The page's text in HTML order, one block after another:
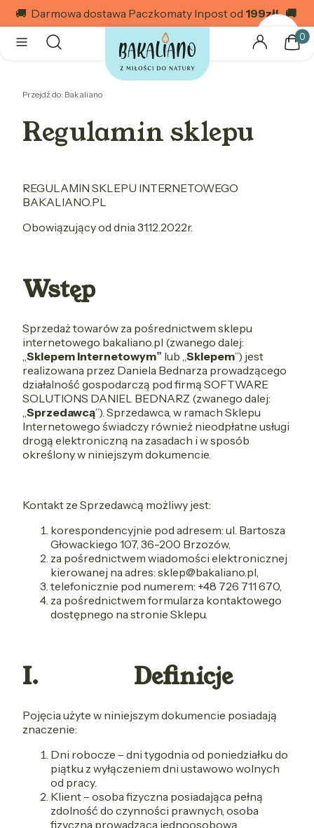
🚚 Darmowa dostawa Paczkomaty Inpost od 199zł! 🚚
Menu Otwórz wyszukiwarkę
Szukaj Zaloguj się
Przejdź do: Bakaliano
Regulamin sklepu
REGULAMIN SKLEPU INTERNETOWEGO
BAKALIANO.PL
Obowiązujący od dnia 31.12.2022r.
Wstęp
Sprzedaż towarów za pośrednictwem sklepu
internetowego bakaliano.pl (zwanego dalej:
Sklepem Internetowym” lub „ Sklepem”) jest
realizowana przez Daniela Bednarza prowadzącego
działalność gospodarczą pod firmą SOFTWARE
SOLUTIONS DANIEL BEDNARZ (zwanego dalej:
Sprzedawcą”). Sprzedawca, w ramach Sklepu
Internetowego świadczy również nieodpłatne usługi
drogą elektroniczną na zasadach i w sposób
określony w niniejszym dokumencie.
Kontakt ze Sprzedawcą możliwy jest:
korespondencyjnie pod adresem: ul. Bartosza
Głowackiego 107, 36-200 Brzozów,
za pośrednictwem wiadomości elektronicznej
kierowanej na adres: sklep@bakaliano.pl,
telefonicznie pod numerem: +48 726 711 670,
za pośrednictwem formularza kontaktowego
dostępnego na stronie Sklepu.
I. Definicje
Pojęcia użyte w niniejszym dokumencie posiadają
znaczenie:
Dni robocze – dni tygodnia od poniedziałku do
piątku z wyłączeniem dni ustawowo wolnych
od pracy.
Klient – osoba fizyczna posiadająca pełną
zdolność do czynności prawnych, osoba
fizyczna prowadząca jednoosobową